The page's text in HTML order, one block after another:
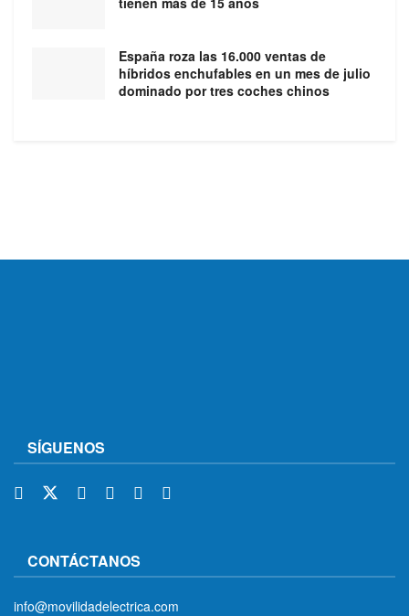
España roza las 16.000 ventas de
híbridos enchufables en un mes de julio
dominado por tres coches chinos
SÍGUENOS
CONTÁCTANOS
info@movilidadelectrica.com